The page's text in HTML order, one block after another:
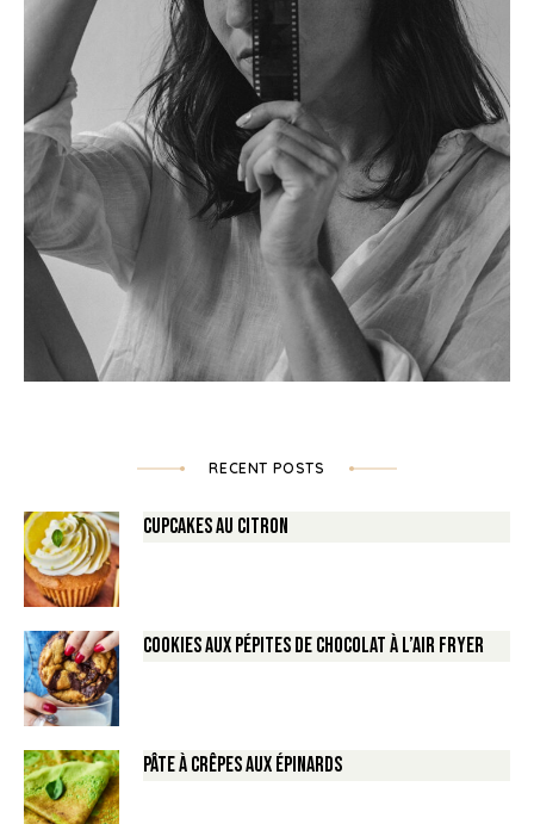
RECENT POSTS
Cupcakes au Citron
Cookies aux pépites de Chocolat à l’air fryer
Pâte à crêpes aux épinards